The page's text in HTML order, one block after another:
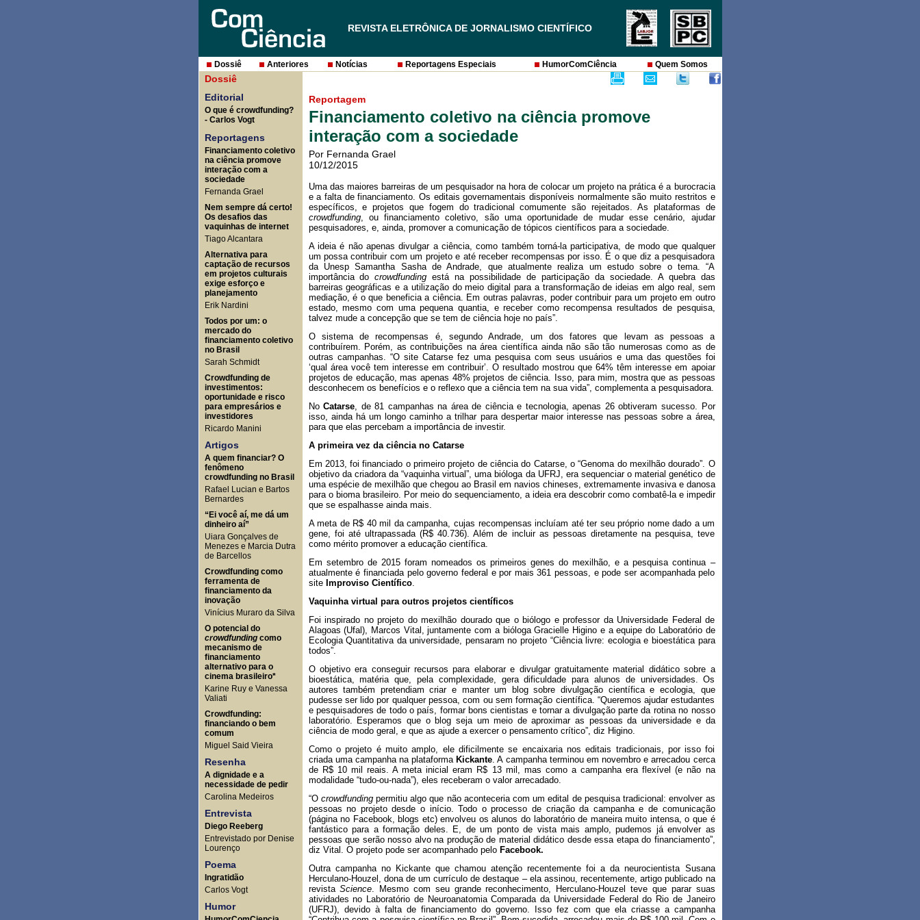
REVISTA ELETRÔNICA DE JORNALISMO CIENTÍFICO
Dossiê Anteriores Notícias Reportagens Especiais HumorComCiência Quem Somos
Dossiê
Editorial
O que é crowdfunding?
- Carlos Vogt
Reportagens
Financiamento coletivo
na ciência promove
interação com a
sociedade
Fernanda Grael
Nem sempre dá certo!
Os desafios das
vaquinhas de internet
Tiago Alcantara
Alternativa para
captação de recursos
em projetos culturais
exige esforço e
planejamento
Erik Nardini
Todos por um: o
mercado do
financiamento coletivo
no Brasil
Sarah Schmidt
Crowdfunding de
investimentos:
oportunidade e risco
para empresários e
investidores
Ricardo Manini
Artigos
A quem financiar? O
fenômeno
crowdfunding no Brasil
Rafael Lucian e Bartos
Bernardes
“Ei você aí, me dá um
dinheiro aí”
Uiara Gonçalves de
Menezes e Marcia Dutra
de Barcellos
Crowdfunding como
ferramenta de
financiamento da
inovação
Vinícius Muraro da Silva
O potencial do
crowdfunding como
mecanismo de
financiamento
alternativo para o
cinema brasileiro*
Karine Ruy e Vanessa
Valiati
Crowdfunding:
financiando o bem
comum
Miguel Said Vieira
Resenha
A dignidade e a
necessidade de pedir
Carolina Medeiros
Entrevista
Diego Reeberg
Entrevistado por Denise
Lourenço
Poema
Ingratidão
Carlos Vogt
Humor
Reportagem
Financiamento coletivo na ciência promove
interação com a sociedade
Por Fernanda Grael
10/12/2015
Uma das maiores barreiras de um pesquisador na hora de colocar um projeto na prática é a burocracia
e a falta de financiamento. Os editais governamentais disponíveis normalmente são muito restritos e
específicos, e projetos que fogem do tradicional comumente são rejeitados. As plataformas de
crowdfunding, ou financiamento coletivo, são uma oportunidade de mudar esse cenário, ajudar
pesquisadores, e, ainda, promover a comunicação de tópicos científicos para a sociedade.
A ideia é não apenas divulgar a ciência, como também torná-la participativa, de modo que qualquer
um possa contribuir com um projeto e até receber recompensas por isso. É o que diz a pesquisadora
da Unesp Samantha Sasha de Andrade, que atualmente realiza um estudo sobre o tema. “A
importância docrowdfunding está na possibilidade de participação da sociedade. A quebra das
barreiras geográficas e a utilização do meio digital para a transformação de ideias em algo real, sem
mediação, é o que beneficia a ciência. Em outras palavras, poder contribuir para um projeto em outro
estado, mesmo com uma pequena quantia, e receber como recompensa resultados de pesquisa,
talvez mude a concepção que se tem de ciência hoje no país”.
O sistema de recompensas é, segundo Andrade, um dos fatores que levam as pessoas a
contribuírem. Porém, as contribuições na área científica ainda não são tão numerosas como as de
outras campanhas. “O site Catarse fez uma pesquisa com seus usuários e uma das questões foi
‘qual área você tem interesse em contribuir’. O resultado mostrou que 64% têm interesse em apoiar
projetos de educação, mas apenas 48% projetos de ciência. Isso, para mim, mostra que as pessoas
desconhecem os benefícios e o reflexo que a ciência tem na sua vida”, complementa a pesquisadora.
NoCatarse, de 81 campanhas na área de ciência e tecnologia, apenas 26 obtiveram sucesso. Por
isso, ainda há um longo caminho a trilhar para despertar maior interesse nas pessoas sobre a área,
para que elas percebam a importância de investir.
A primeira vez da ciência no Catarse
Em 2013, foi financiado o primeiro projeto de ciência do Catarse, o “Genoma do mexilhão dourado”. O
objetivo da criadora da “vaquinha virtual”, uma bióloga da UFRJ, era sequenciar o material genético de
uma espécie de mexilhão que chegou ao Brasil em navios chineses, extremamente invasiva e danosa
para o bioma brasileiro. Por meio do sequenciamento, a ideia era descobrir como combatê-la e impedir
que se espalhasse ainda mais.
A meta de R$ 40 mil da campanha, cujas recompensas incluíam até ter seu próprio nome dado a um
gene, foi até ultrapassada (R$ 40.736). Além de incluir as pessoas diretamente na pesquisa, teve
como mérito promover a educação científica.
Em setembro de 2015 foram nomeados os primeiros genes do mexilhão, e a pesquisa continua –
atualmente é financiada pelo governo federal e por mais 361 pessoas, e pode ser acompanhada pelo
site Improviso Científico.
Vaquinha virtual para outros projetos científicos
Foi inspirado no projeto do mexilhão dourado que o biólogo e professor da Universidade Federal de
Alagoas (Ufal), Marcos Vital, juntamente com a bióloga Gracielle Higino e a equipe do Laboratório de
Ecologia Quantitativa da universidade, pensaram no projeto “Ciência livre: ecologia e bioestática para
todos”.
O objetivo era conseguir recursos para elaborar e divulgar gratuitamente material didático sobre a
bioestática, matéria que, pela complexidade, gera dificuldade para alunos de universidades. Os
autores também pretendiam criar e manter um blog sobre divulgação científica e ecologia, que
pudesse ser lido por qualquer pessoa, com ou sem formação científica. “Queremos ajudar estudantes
e pesquisadores de todo o país, formar bons cientistas e tornar a divulgação parte da rotina no nosso
laboratório. Esperamos que o blog seja um meio de aproximar as pessoas da universidade e da
ciência de modo geral, e que as ajude a exercer o pensamento crítico”, diz Higino.
Como o projeto é muito amplo, ele dificilmente se encaixaria nos editais tradicionais, por isso foi
criada uma campanha na plataforma Kickante. A campanha terminou em novembro e arrecadou cerca
de R$ 10 mil reais. A meta inicial eram R$ 13 mil, mas como a campanha era flexível (e não na
modalidade “tudo-ou-nada”), eles receberam o valor arrecadado.
“O crowdfundingpermitiu algo que não aconteceria com um edital de pesquisa tradicional: envolver as
pessoas no projeto desde o início. Todo o processo de criação da campanha e de comunicação
(página no Facebook, blogs etc) envolveu os alunos do laboratório de maneira muito intensa, o que é
fantástico para a formação deles. E, de um ponto de vista mais amplo, pudemos já envolver as
pessoas que serão nosso alvo na produção de material didático desde essa etapa do financiamento”,
diz Vital. O projeto pode ser acompanhado pelo Facebook.
Outra campanha no Kickante que chamou atenção recentemente foi a da neurocientista Susana
Herculano-Houzel, dona de um currículo de destaque – ela assinou, recentemente, artigo publicado na
revistaScience. Mesmo com seu grande reconhecimento, Herculano-Houzel teve que parar suas
atividades no Laboratório de Neuroanatomia Comparada da Universidade Federal do Rio de Janeiro
(UFRJ), devido à falta de financiamento do governo. Isso fez com que ela criasse a campanha